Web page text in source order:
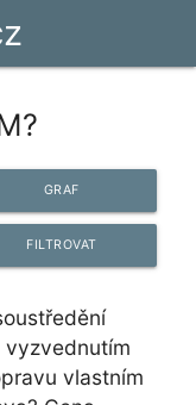
GRAF
FILTROVAT
vyzvednutím
vlastním